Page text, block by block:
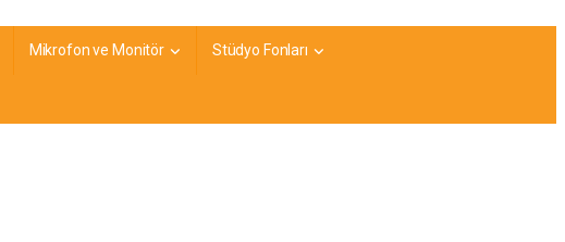
Mikrofon ve Monitör Stüdyo Fonları